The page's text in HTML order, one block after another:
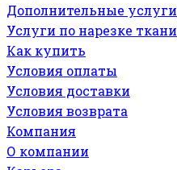
Дополнительные услуги
Услуги по нарезке ткани
Как купить
Условия оплаты
Условия доставки
Условия возврата
Компания
О компании